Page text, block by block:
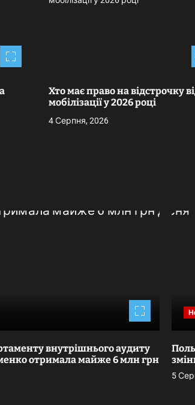
Хто має право на відстрочку
мобілізації у 2026 році
4 Серпня, 2026
внутрішнього аудиту
отримала майже 6 млн грн
5